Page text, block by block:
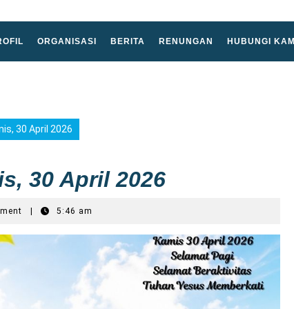
ORGANISASI BERITA RENUNGAN HUBUNGI KAMI
30 April 2026
30 April 2026
5:46 am